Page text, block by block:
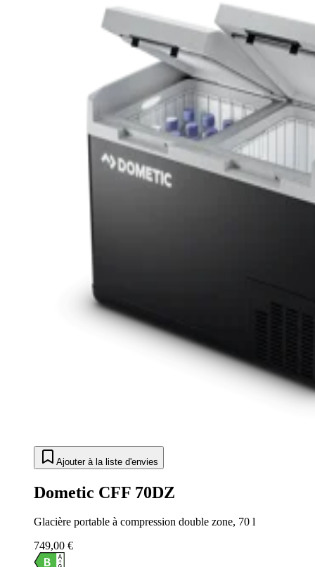
Ajouter à la liste d'envies
Dometic CFF 70DZ
Glacière portable à compression double zone, 70 l
749,00 €